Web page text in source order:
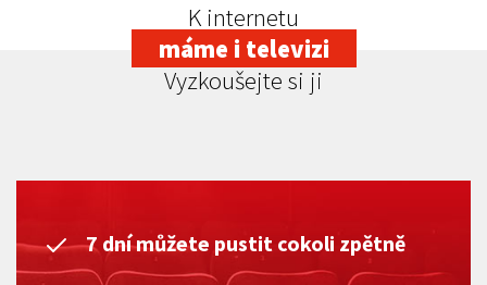
K internetu
máme i televizi
Vyzkoušejte si ji
7 dní můžete pustit cokoli zpětně